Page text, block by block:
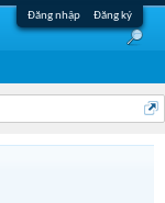
Đăng nhập Đăng ký